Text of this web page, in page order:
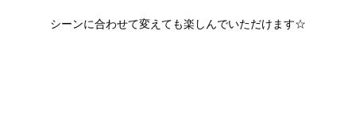
シーンに合わせて変えても楽しんでいただけます☆